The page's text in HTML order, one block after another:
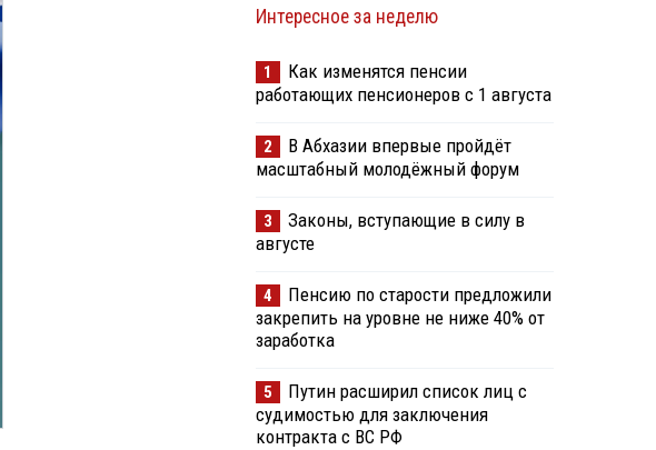
Интересное за неделю
1
Как изменятся пенсии
работающих пенсионеров с 1 августа
2
В Абхазии впервые пройдёт
масштабный молодёжный форум
3
Законы, вступающие в силу в
августе
4
Пенсию по старости предложили
закрепить на уровне не ниже 40% от
заработка
5
Путин расширил список лиц с
судимостью для заключения
контракта с ВС РФ